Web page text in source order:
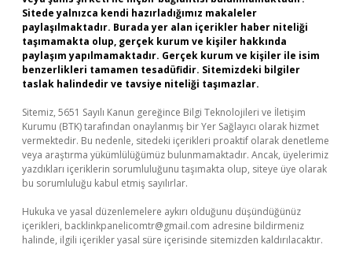
Sitede yalnızca kendi hazırladığımız makaleler
paylaşılmaktadır. Burada yer alan içerikler haber niteliği
taşımamakta olup, gerçek kurum ve kişiler hakkında
paylaşım yapılmamaktadır. Gerçek kurum ve kişiler ile isim
benzerlikleri tamamen tesadüfidir. Sitemizdeki bilgiler
taslak halindedir ve tavsiye niteliği taşımazlar.
Sitemiz, 5651 Sayılı Kanun gereğince Bilgi Teknolojileri ve İletişim
Kurumu (BTK) tarafından onaylanmış bir Yer Sağlayıcı olarak hizmet
vermektedir. Bu nedenle, sitedeki içerikleri proaktif olarak denetleme
veya araştırma yükümlülüğümüz bulunmamaktadır. Ancak, üyelerimiz
yazdıkları içeriklerin sorumluluğunu taşımakta olup, siteye üye olarak
bu sorumluluğu kabul etmiş sayılırlar.
Hukuka ve yasal düzenlemelere aykırı olduğunu düşündüğünüz
içerikleri, backlinkpanelicomtr@gmail.com adresine bildirmeniz
halinde, ilgili içerikler yasal süre içerisinde sitemizden kaldırılacaktır.